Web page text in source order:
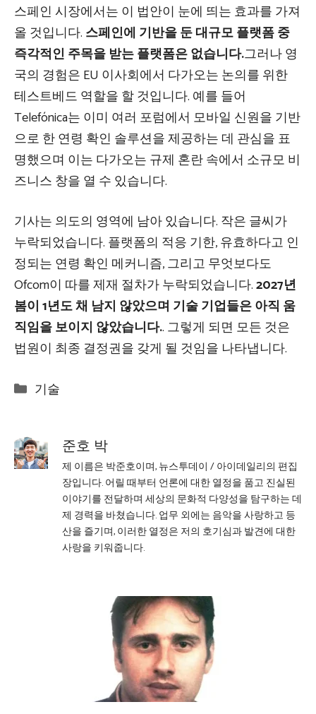
스페인 시장에서는 이 법안이 눈에 띄는 효과를 가져
올 것입니다. 스페인에 기반을 둔 대규모 플랫폼 중
즉각적인 주목을 받는 플랫폼은 없습니다.그러나 영
국의 경험은 EU 이사회에서 다가오는 논의를 위한
테스트베드 역할을 할 것입니다. 예를 들어
Telefónica는 이미 여러 포럼에서 모바일 신원을 기반
으로 한 연령 확인 솔루션을 제공하는 데 관심을 표
명했으며 이는 다가오는 규제 혼란 속에서 소규모 비
즈니스 창을 열 수 있습니다.
기사는 의도의 영역에 남아 있습니다. 작은 글씨가
누락되었습니다. 플랫폼의 적응 기한, 유효하다고 인
정되는 연령 확인 메커니즘, 그리고 무엇보다도
Ofcom이 따를 제재 절차가 누락되었습니다.2027년
봄이 1년도 채 남지 않았으며 기술 기업들은 아직 움
직임을 보이지 않았습니다.. 그렇게 되면 모든 것은
법원이 최종 결정권을 갖게 될 것임을 나타냅니다.
Categories
기술
준호 박
제 이름은 박준호이며, 뉴스투데이 / 아이데일리의 편집
장입니다. 어릴 때부터 언론에 대한 열정을 품고 진실된
이야기를 전달하며 세상의 문화적 다양성을 탐구하는 데
제 경력을 바쳤습니다. 업무 외에는 음악을 사랑하고 등
산을 즐기며, 이러한 열정은 저의 호기심과 발견에 대한
사랑을 키워줍니다.